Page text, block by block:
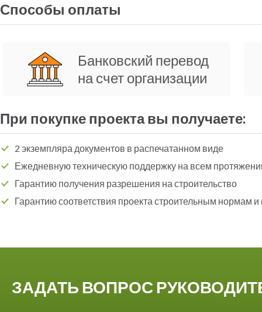
Способы оплаты
Банковский перевод
на счет организации
При покупке проекта вы получаете:
2 экземпляра документов в распечатанном виде
Ежедневную техническую поддержку на всем
Гарантию получения разрешения на строительство
Гарантию соответствия проекта строительным нормам
ЗАДАТЬ ВОПРОС